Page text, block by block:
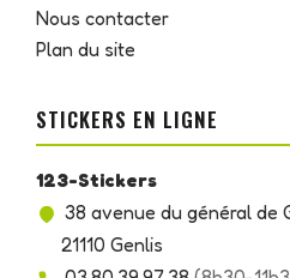
Nous contacter
Plan du site
STICKERS EN LIGNE
123-Stickers
38 avenue du général de
21110 Genlis